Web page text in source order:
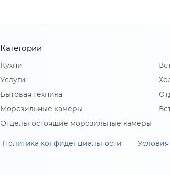
Категории
Кухни
Услуги
Бытовая техника
Морозильные камеры
Отдельностоящие морозильные камеры
Политика конфиденциальности